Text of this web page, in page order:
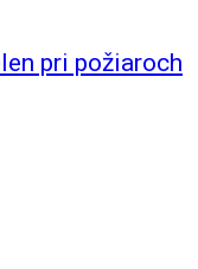
pri požiaroch